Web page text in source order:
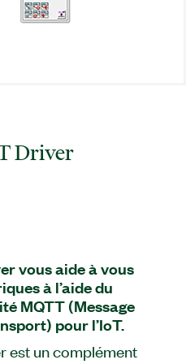
Driver
vous aide à vous
à l’aide du
MQTT (Message
pour l’IoT.
est un complément